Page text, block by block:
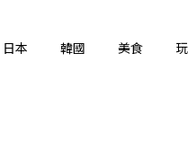
日本 韓國 美食